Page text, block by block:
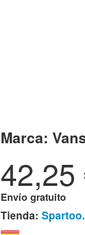
Marca:
42,25
Envío gratuito
Tienda: